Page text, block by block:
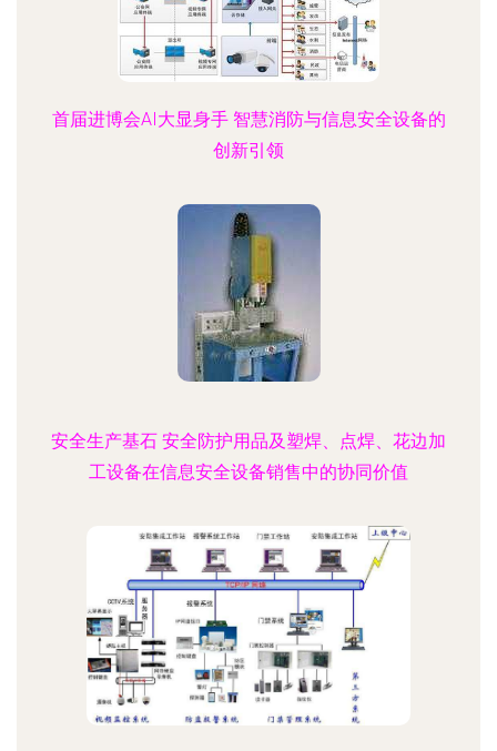
首届进博会AI大显身手 智慧消防与信息安全设备的
创新引领
安全生产基石 安全防护用品及塑焊、点焊、花边加
工设备在信息安全设备销售中的协同价值